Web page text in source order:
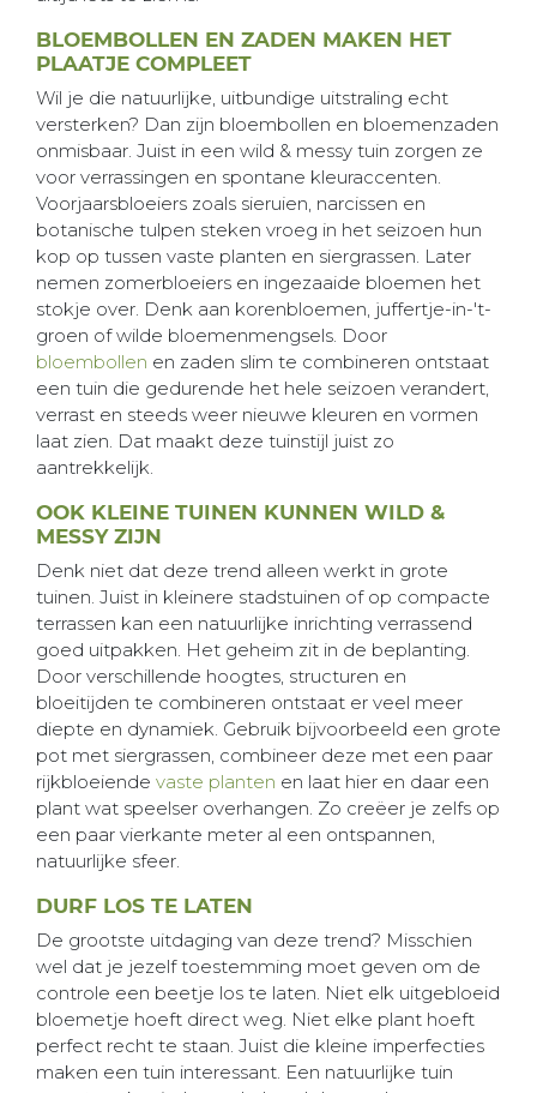
BLOEMBOLLEN EN ZADEN MAKEN HET
PLAATJE COMPLEET
Wil je die natuurlijke, uitbundige uitstraling echt
versterken? Dan zijn bloembollen en bloemenzaden
onmisbaar. Juist in een wild & messy tuin zorgen ze
voor verrassingen en spontane kleuraccenten.
Voorjaarsbloeiers zoals sieruien, narcissen en
botanische tulpen steken vroeg in het seizoen hun
kop op tussen vaste planten en siergrassen. Later
nemen zomerbloeiers en ingezaaide bloemen het
stokje over. Denk aan korenbloemen, juffertje-in-'t-
groen of wilde bloemenmengsels. Door
bloembollen en zaden slim te combineren ontstaat
een tuin die gedurende het hele seizoen verandert,
verrast en steeds weer nieuwe kleuren en vormen
laat zien. Dat maakt deze tuinstijl juist zo
aantrekkelijk.
OOK KLEINE TUINEN KUNNEN WILD &
MESSY ZIJN
Denk niet dat deze trend alleen werkt in grote
tuinen. Juist in kleinere stadstuinen of op compacte
terrassen kan een natuurlijke inrichting verrassend
goed uitpakken. Het geheim zit in de beplanting.
Door verschillende hoogtes, structuren en
bloeitijden te combineren ontstaat er veel meer
diepte en dynamiek. Gebruik bijvoorbeeld een grote
pot met siergrassen, combineer deze met een paar
rijkbloeiende vaste planten en laat hier en daar een
plant wat speelser overhangen. Zo creëer je zelfs op
een paar vierkante meter al een ontspannen,
natuurlijke sfeer.
DURF LOS TE LATEN
De grootste uitdaging van deze trend? Misschien
wel dat je jezelf toestemming moet geven om de
controle een beetje los te laten. Niet elk uitgebloeid
bloemetje hoeft direct weg. Niet elke plant hoeft
perfect recht te staan. Juist die kleine imperfecties
maken een tuin interessant. Een natuurlijke tuin